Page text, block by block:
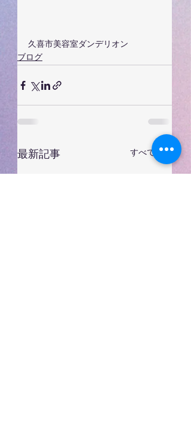
久喜市美容室ダンデリオン
ブログ
最新記事 すべて表示